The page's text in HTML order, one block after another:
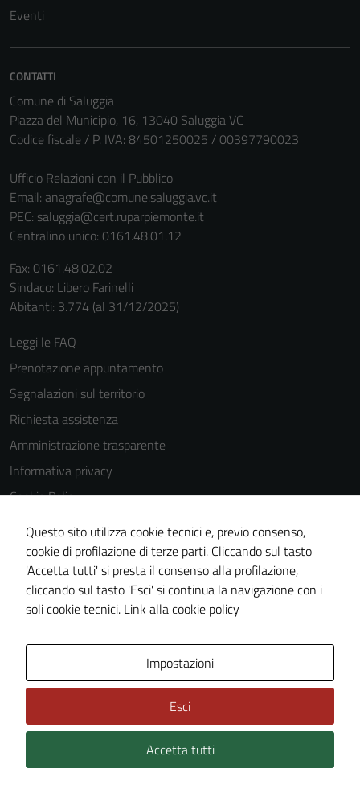
Eventi
CONTATTI
Comune di Saluggia
Piazza del Municipio, 16, 13040 Saluggia VC
Codice fiscale / P. IVA: 84501250025 / 00397790023
Ufficio Relazioni con il Pubblico
Email: anagrafe@comune.saluggia.vc.it
PEC: saluggia@cert.ruparpiemonte.it
Centralino unico: 0161.48.01.12
Fax: 0161.48.02.02
Sindaco: Libero Farinelli
Abitanti: 3.774 (al 31/12/2025)
Leggi le FAQ
Prenotazione appuntamento
Segnalazioni sul territorio
Richiesta assistenza
Amministrazione trasparente
Informativa privacy
Cookie Policy
Note legali
Dichiarazione di accessibilità
Piano di miglioramento del sito
Statistiche sito web
Technical Design s.r.l.
Questo sito utilizza cookie tecnici e, previo consenso,
cookie di profilazione di terze parti. Cliccando sul tasto
'Accetta tutti' si presta il consenso alla profilazione,
cliccando sul tasto 'Esci' si continua la navigazione con i
soli cookie tecnici. Link alla cookie policy
Impostazioni
Esci
Accetta tutti